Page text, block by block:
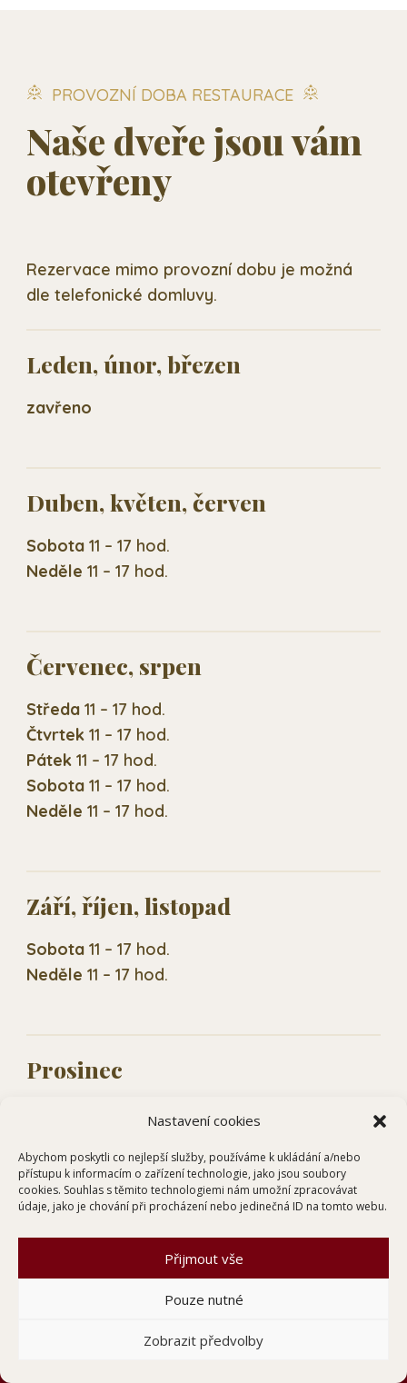
Nastavení cookies
Abychom poskytli co nejlepší služby, používáme k ukládání a/nebo
přístupu k informacím o zařízení technologie, jako jsou soubory
cookies. Souhlas s těmito technologiemi nám umožní zpracovávat
údaje, jako je chování při procházení nebo jedinečná ID na tomto webu.
Přijmout vše
Pouze nutné
Zobrazit předvolby
PROVOZNÍ DOBA RESTAURACE
Naše dveře jsou vám
otevřeny
Rezervace mimo provozní dobu je možná
dle telefonické domluvy.
Leden, únor, březen
zavřeno
Duben, květen, červen
Sobota 11 – 17 hod.
Neděle 11 – 17 hod.
Červenec, srpen
Středa 11 – 17 hod.
Čtvrtek 11 – 17 hod.
Pátek 11 – 17 hod.
Sobota 11 – 17 hod.
Neděle 11 – 17 hod.
Září, říjen, listopad
Sobota 11 – 17 hod.
Neděle 11 – 17 hod.
Prosinec
TĚŠÍME SE NA VÁS
Kontaktujte nás